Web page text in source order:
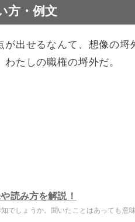
方・例文
が出せるなんて、想像の埒
わたしの職権の埒外だ。
読み方を解説！
知でしょうか。聞いたことはあっても意